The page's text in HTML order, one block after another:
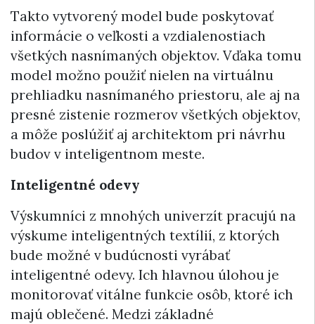
Takto vytvorený model bude poskytovať
informácie o veľkosti a vzdialenostiach
všetkých nasnímaných objektov. Vďaka tomu
model možno použiť nielen na virtuálnu
prehliadku nasnímaného priestoru, ale aj na
presné zistenie rozmerov všetkých objektov,
a môže poslúžiť aj architektom pri návrhu
budov v inteligentnom meste.
Inteligentné odevy
Výskumníci z mnohých univerzít pracujú na
výskume inteligentných textílií, z ktorých
bude možné v budúcnosti vyrábať
inteligentné odevy. Ich hlavnou úlohou je
monitorovať vitálne funkcie osôb, ktoré ich
majú oblečené. Medzi základné